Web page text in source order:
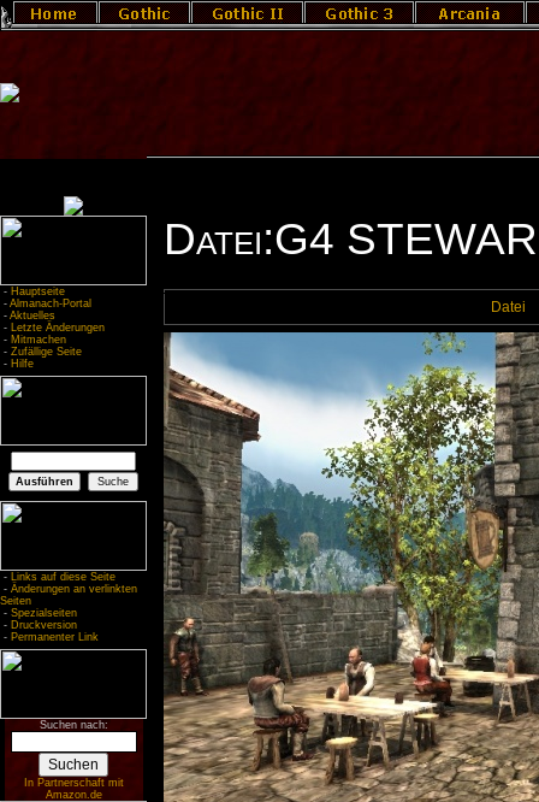
- Hauptseite
- Almanach-Portal
- Aktuelles
- Letzte Änderungen
- Mitmachen
- Zufällige Seite
- Hilfe
- Links auf diese Seite
- Änderungen an verlinkten
Seiten
- Spezialseiten
- Druckversion
- Permanenter Link
Suchen nach:
In Partnerschaft mit
Amazon.de
Datei:G4
Datei